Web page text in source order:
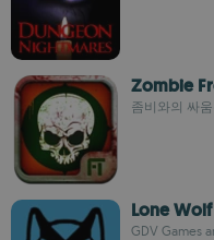
Zombie
좀비와의 싸
Lone Wolf
GDV Games